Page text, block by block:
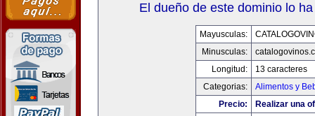
El dueño de este dominio lo
Mayusculas:
Minusculas:
Longitud:
13 caracteres
Categorias:
Alimentos y
Precio:
Realizar una